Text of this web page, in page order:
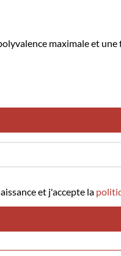
maximale et
et j'accepte la